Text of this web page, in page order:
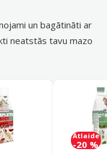
un bagātināti ar
neatstās tavu mazo
Atlaide
-20 %